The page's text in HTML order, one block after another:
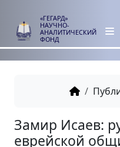
«ГЕГАРД»
НАУЧНО-
АНАЛИТИЧЕСКИЙ
ФОНД